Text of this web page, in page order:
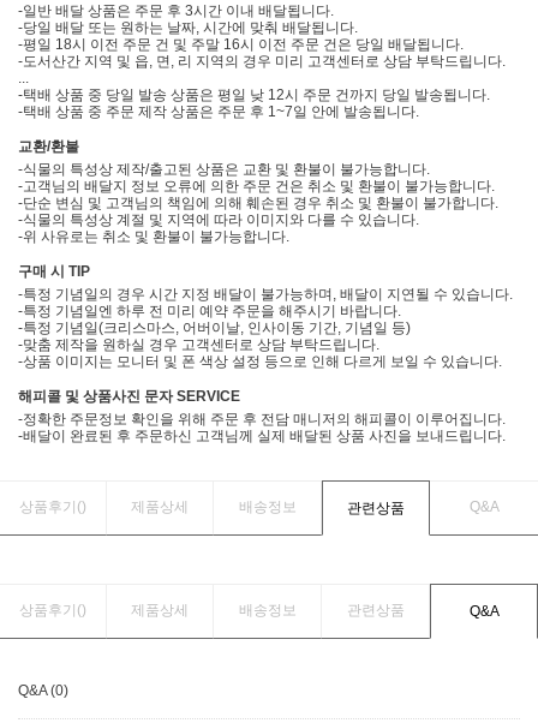
-일반 배달 상품은 주문 후 3시간 이내 배달됩니다.
-당일 배달 또는 원하는 날짜, 시간에 맞춰 배달됩니다.
-평일 18시 이전 주문 건 및 주말 16시 이전 주문 건은 당일 배달됩니다.
-도서산간 지역 및 읍, 면, 리 지역의 경우 미리 고객센터로 상담 부탁드립니다.
-택배 상품 중 당일 발송 상품은 평일 낮 12시 주문 건까지 당일 발송됩니다.
-택배 상품 중 주문 제작 상품은 주문 후 1~7일 안에 발송됩니다.
교환/환불
-식물의 특성상 제작/출고된 상품은 교환 및 환불이 불가능합니다.
-고객님의 배달지 정보 오류에 의한 주문 건은 취소 및 환불이 불가능합니다.
-단순 변심 및 고객님의 책임에 의해 훼손된 경우 취소 및 환불이 불가합니다.
-식물의 특성상 계절 및 지역에 따라 이미지와 다를 수 있습니다.
-위 사유로는 취소 및 환불이 불가능합니다.
구매 시 TIP
-특정 기념일의 경우 시간 지정 배달이 불가능하며, 배달이 지연될 수 있습니다.
-특정 기념일엔 하루 전 미리 예약 주문을 해주시기 바랍니다.
-특정 기념일(크리스마스, 어버이날, 인사이동 기간, 기념일 등)
-맞춤 제작을 원하실 경우 고객센터로 상담 부탁드립니다.
-상품 이미지는 모니터 및 폰 색상 설정 등으로 인해 다르게 보일 수 있습니다.
해피콜 및 상품사진 문자 SERVICE
-정확한 주문정보 확인을 위해 주문 후 전담 매니저의 해피콜이 이루어집니다.
-배달이 완료된 후 주문하신 고객님께 실제 배달된 상품 사진을 보내드립니다.
상품후기() 제품상세 배송정보 관련상품 Q&A
상품후기() 제품상세 배송정보 관련상품 Q&A
Q&A (0)